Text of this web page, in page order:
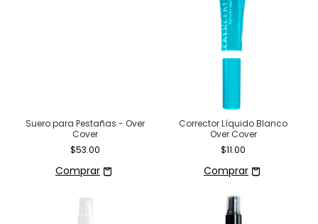
Suero para Pestañas - Over
Cover
$53.00
Corrector Líquido Blanco
Over Cover
$11.00